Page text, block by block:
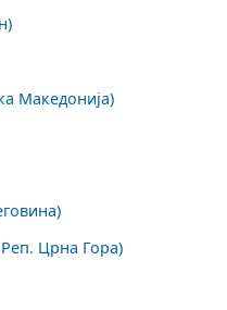
Македонија)
Црна Гора)